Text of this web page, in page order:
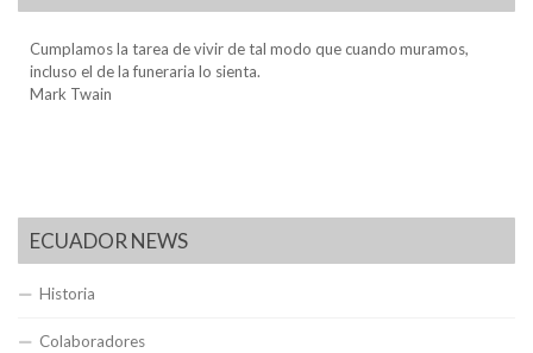
Cumplamos la tarea de vivir de tal modo que cuando muramos,
incluso el de la funeraria lo sienta.
Mark Twain
ECUADOR NEWS
Historia
Colaboradores